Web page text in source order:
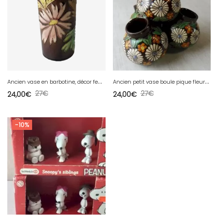
A
ncien vase en barbotine, décor feuilles et fleur cloisonnées
27€
24,00€
A
ncien petit vase boule pique fleurs, terre cuite et émaux, Thoune, Suisse
27€
24,00€
-10%